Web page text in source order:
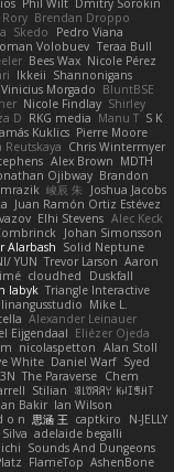
Phil Wilt Dmitry Sorokin
Rory Brendan Droppo
Skedo
Pedro Viana
Volobuev Teraa Bull
Bees Wax Nicole Pérez
Ikkeii Shannonigans
Vinicius Morgado BluntBSE
Nicole Findlay Shirley
D RKG media Manu T S K
Kuklics Pierre Moore
Reutskaya Chris Wintermyer
Alex Brown MDTH
Ojibway Brandon
峻辰 朱
Joshua Jacobs
Juan Ramón Ortiz Estévez
Elhi Stevens Alec Keck
Johan Simonsson
Alarbash Solid Neptune
YUN Trevor Larson Aaron
cloudhed
Duskfall
labyk Triangle Interactive
Mike L.
Alexander Leinauer
Eijgendaal Eliézer Ojeda
nicolaspetton Alan Stoll
White Daniel Warf Syed
The Paraverse Chem
Stilian ꌃ꒒ꀎꋪꋪꌩ ꀘꈤꀤꁅꃅ꓄
Bakir Ian Wilson
o n 思涵 王 captkiro
N-JELLY
adelaide begalli
Sounds And Dungeons
FlameTop AshenBone